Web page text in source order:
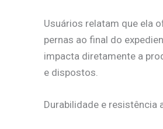
Usuários relatam que ela
pernas ao final do
impacta diretamente a
e dispostos.
Durabilidade e resistência